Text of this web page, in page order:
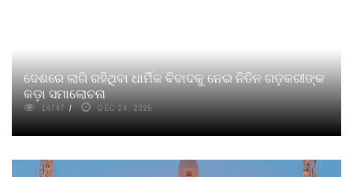
ଦେଶରେ ଲାଗି ରହିଥିବା ଧାର୍ମିକ ବିବାଦକୁ ନେଇ ନିତିନ ଗଡ଼କରୀଙ୍କ
କଡ଼ା ସମାଲୋଚନା
14747 DEC 24, 2025